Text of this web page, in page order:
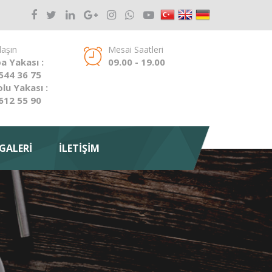
Yakası :
36 75
Yakası :
55 90
Mesai Saatleri
09.00 - 19.00
İLETİŞİM